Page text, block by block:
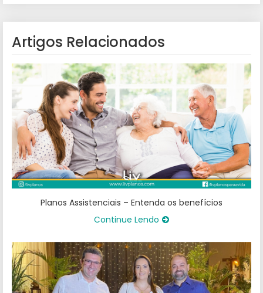
Artigos Relacionados
Planos Assistenciais – Entenda os benefícios
Continue Lendo